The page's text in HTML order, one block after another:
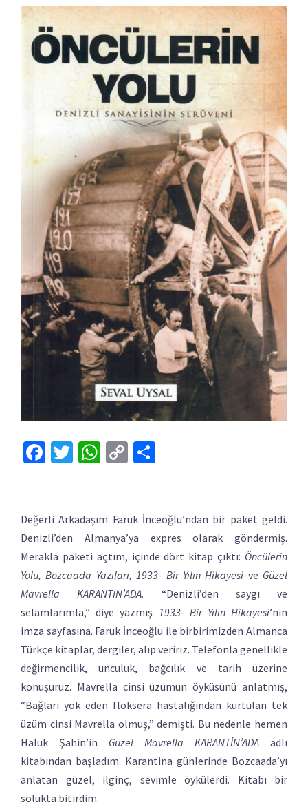
Facebook
Twitter
WhatsApp
Copy
Değerli Arkadaşım Faruk İnceoğlu’ndan bir paket geldi.
Denizli’den Almanya’ya expres olarak göndermiş.
Merakla paketi açtım, içinde dört kitap çıktı: Öncülerin
Yolu, Bozcaada Yazıları, 1933- Bir Yılın Hikayesi ve Güzel
Mavrella KARANTİN’ADA. “Denizli’den saygı ve
selamlarımla,” diye yazmış 1933- Bir Yılın Hikayesi’nin
imza sayfasına. Faruk İnceoğlu ile birbirimizden Almanca
Türkçe kitaplar, dergiler, alıp veririz. Telefonla genellikle
değirmencilik, unculuk, bağcılık ve tarih üzerine
konuşuruz. Mavrella cinsi üzümün öyküsünü anlatmış,
“Bağları yok eden floksera hastalığından kurtulan tek
üzüm cinsi Mavrella olmuş,” demişti. Bu nedenle hemen
Haluk Şahin’in Güzel Mavrella KARANTİN’ADA adlı
kitabından başladım. Karantina günlerinde Bozcaada’yı
anlatan güzel, ilginç, sevimle öykülerdi. Kitabı bir
solukta bitirdim.